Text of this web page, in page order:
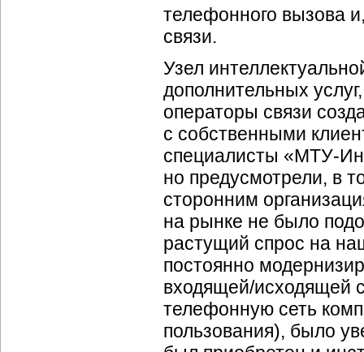
телефонного вызова
связи.
Узел
дополнительных
операторы связи
с собственными
специалисты «МТУ-
но предусмотрели, в
сторонним
на рынке не было
растущий спрос на
постоянно
входящей/исходящей
телефонную сеть
пользования), было